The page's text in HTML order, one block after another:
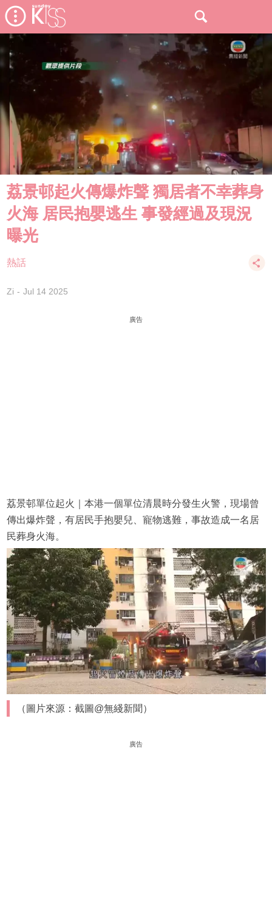
荔景邨起火傳爆炸聲 獨居者不幸葬身
火海 居民抱嬰逃生 事發經過及現況
曝光
熱話
Zi Jul 14 2025
廣告
荔景邨單位起火｜本港一個單位清晨時分發生火警，現場曾
傳出爆炸聲，有居民手抱嬰兒、寵物逃難，事故造成一名居
民葬身火海。
（圖片來源：截圖@無綫新聞）
廣告